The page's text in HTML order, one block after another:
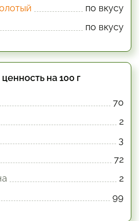
по вкусу
по вкусу
на 100 г
70
2
3
72
2
99